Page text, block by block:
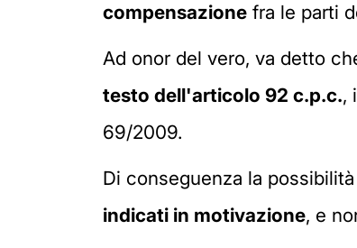
compensazione fra le parti
Ad onor del vero, va detto
testo dell'articolo 92 c.p.c.,
69/2009.
Di conseguenza la
indicati in motivazione, e